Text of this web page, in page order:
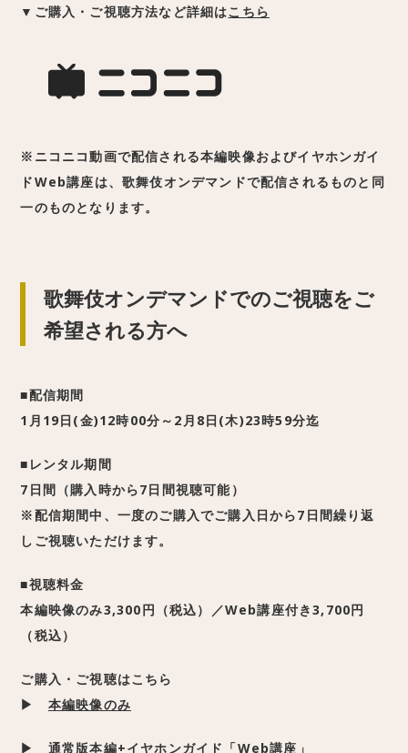
▼ご購入・ご視聴方法など詳細はこちら
※ニコニコ動画で配信される本編映像およびイヤホンガイ
ドWeb講座は、歌舞伎オンデマンドで配信されるものと同
一のものとなります。
歌舞伎オンデマンドでのご視聴をご
希望される方へ
■配信期間
1月19日(金)12時00分～2月8日(木)23時59分迄
■レンタル期間
7日間（購入時から7日間視聴可能）
※配信期間中、一度のご購入でご購入日から7日間繰り返
しご視聴いただけます。
■視聴料金
本編映像のみ3,300円（税込）／Web講座付き3,700円
（税込）
ご購入・ご視聴はこちら
▶ 本編映像のみ
▶ 通常版本編+イヤホンガイド「Web講座」